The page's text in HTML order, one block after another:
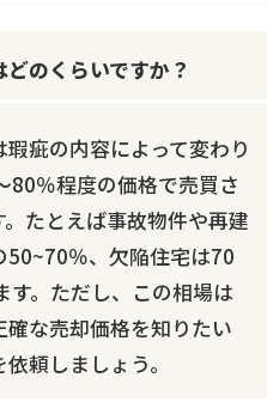
のくらいですか？
疵の内容によって変わり
80％程度の価格で売買さ
たとえば事故物件や再建
％、欠陥住宅は70
す。ただし、この相場は
な売却価格を知りたい
頼しましょう。